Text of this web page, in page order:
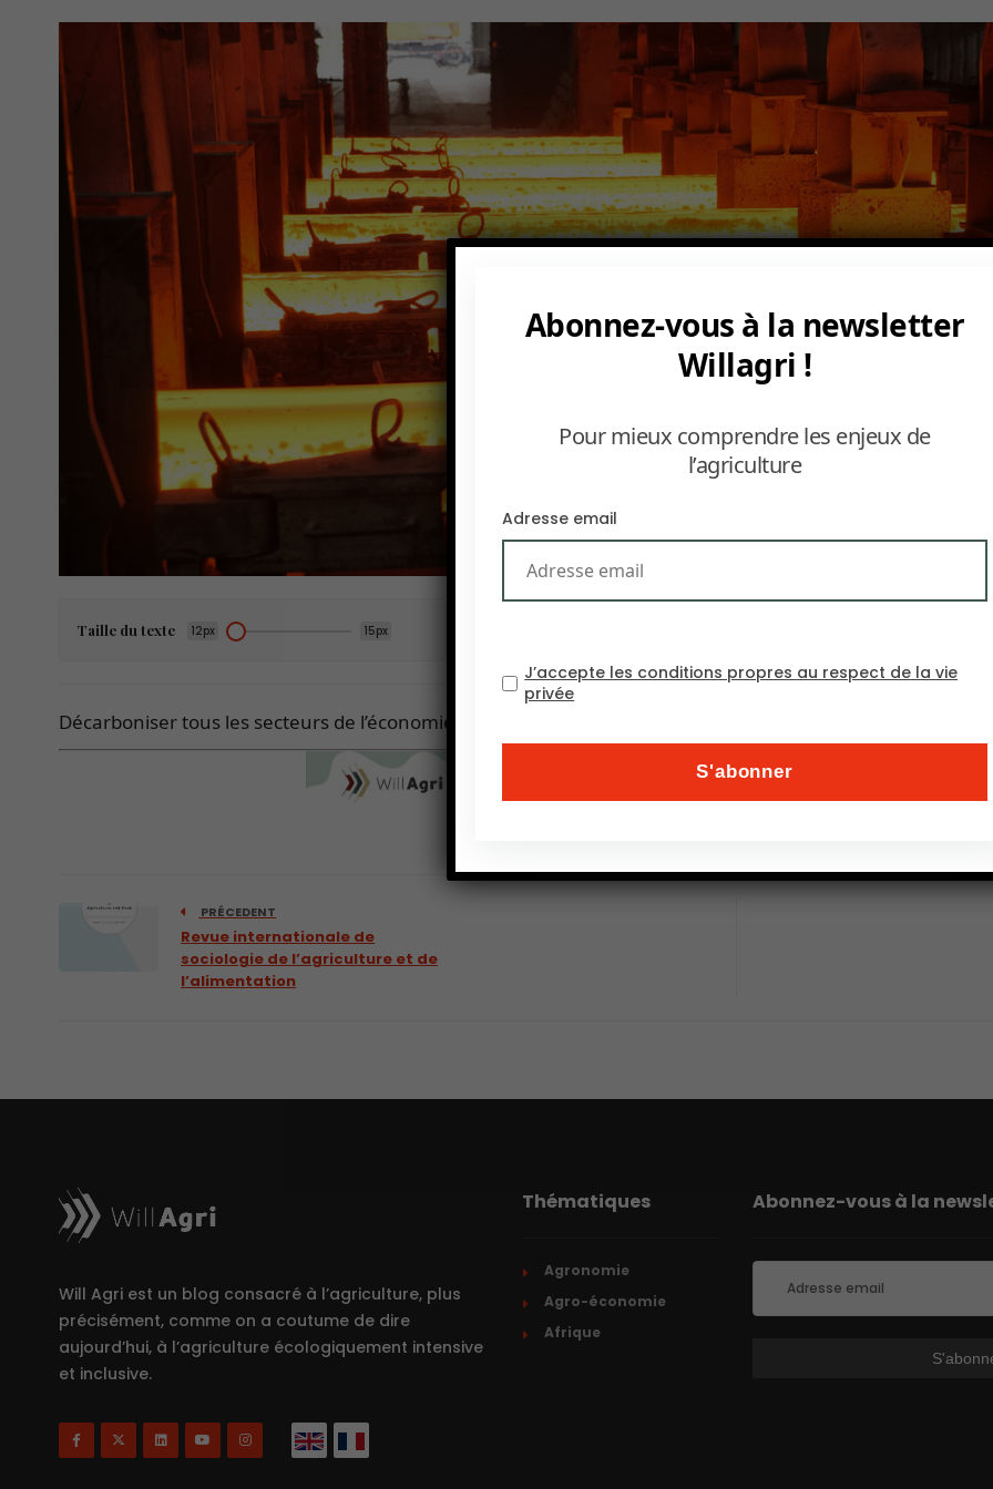
Taille du texte 12px 15px
Décarboniser tous les secteurs de l’économie afin de limiter la hausse de la température mondiale à 1,5
PRÉCEDENT
Revue internationale de
sociologie de l’agriculture et de
l’alimentation
Will Agri est un blog consacré à l’agriculture, plus
précisément, comme on a coutume de dire
aujourd’hui, à l’agriculture écologiquement intensive
et inclusive.
Thématiques
Agronomie
Agro-économie
Afrique
Abonnez-vous à la
Abonnez-vous à la newsletter
Willagri !
Pour mieux comprendre les enjeux de
l’agriculture
Adresse email
J’accepte les conditions propres au respect de la vie
privée